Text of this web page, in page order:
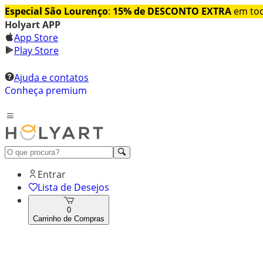
Especial São Lourenço: 15% de DESCONTO EXTRA em
Holyart APP
App Store
Play Store
Ajuda e contatos
Conheça premium
Entrar
Lista de Desejos
0
Carrinho de Compras